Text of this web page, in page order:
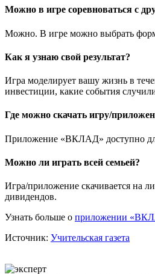
Можно в игре соревноваться с
Можно. В игре можно выбрать
Как я узнаю свой результат?
Игра моделирует вашу жизнь в
инвестиции, какие события
Где можно скачать игру/
Приложение «ВКЛАД» доступно
Можно ли играть всей семьей?
Игра/приложение скачивается на
дивидендов.
Узнать больше о приложении
Источник: Учительская газета